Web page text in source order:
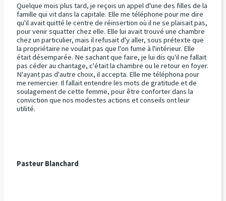
Quelque mois plus tard, je reçois un appel d'une des filles de la
famille qui vit dans la capitale. Elle me téléphone pour me dire
qu'il avait quitté le centre de réinsertion où il ne se plaisait pas,
pour venir squatter chez elle. Elle lui avait trouvé une chambre
chez un particulier, mais il refusait d'y aller, sous prétexte que
la propriétaire ne voulait pas que l'on fume à l'intérieur. Elle
était désemparée. Ne sachant que faire, je lui dis qu'il ne fallait
pas céder au chantage, c'était la chambre ou le retour en foyer.
N'ayant pas d'autre choix, il accepta. Elle me téléphona pour
me remercier. Il fallait entendre les mots de gratitude et de
soulagement de cette femme, pour être conforter dans la
conviction que nos modestes actions et conseils ont leur
utilité.
Pasteur Blanchard